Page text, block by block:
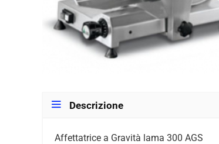
Descrizione
Affettatrice a Gravità lama 300 AGS